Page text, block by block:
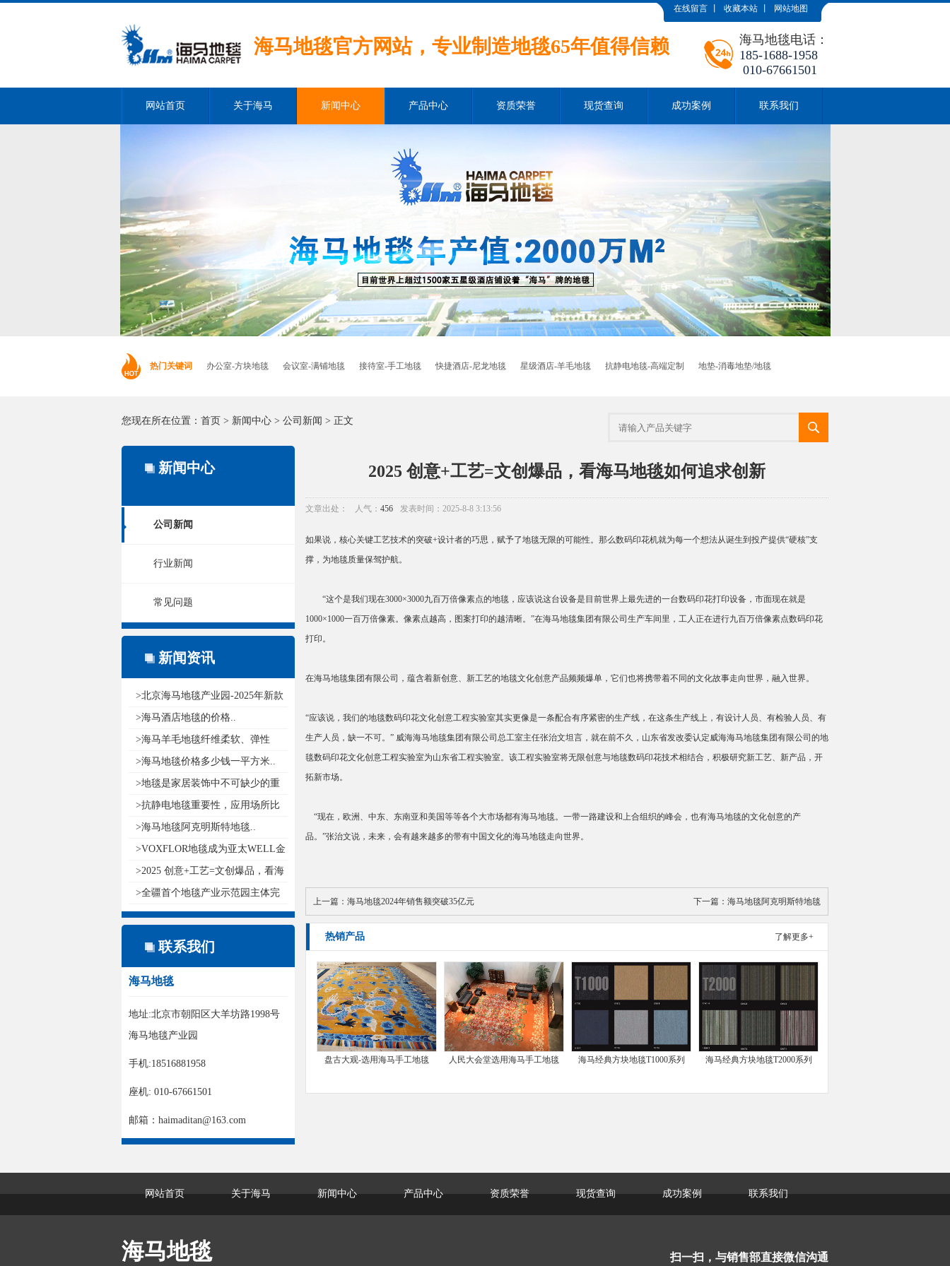
在线留言 收藏本站 网站地图
海马地毯官方网站，专业制造地毯65年值得信赖
海马地毯电话：
185-1688-1958
010-67661501
网站首页 关于海马 新闻中心 产品中心 资质荣誉 现货查询 成功案例 联系我们
热门关键词 办公室-方块地毯 会议室-满铺地毯 接待室-手工地毯 快捷酒店-尼龙地毯 星级酒店-羊毛地毯 抗静电地毯-高端定制 地垫-消毒地垫/地毯
您现在所在位置： 首页 > 新闻中心 > 公司新闻 > 正文
新闻中心
公司新闻
行业新闻
常见问题
新闻资讯
>北京海马地毯产业园-2025年新款
pu..
>海马酒店地毯的价格..
>海马羊毛地毯纤维柔软、弹性
好，具..
>海马地毯价格多少钱一平方米..
>地毯是家居装饰中不可缺少的重
要元..
>抗静电地毯重要性，应用场所比
较广..
>海马地毯阿克明斯特地毯..
>VOXFLOR地毯成为亚太WELL金
级认证..
>2025 创意+工艺=文创爆品，看海
马..
>全疆首个地毯产业示范园主体完
工..
联系我们
海马地毯
地址:北京市朝阳区大羊坊路1998号
海马地毯产业园
手机:18516881958
座机: 010-67661501
邮箱：haimaditan@163.com
2025 创意+工艺=文创爆品，看海马地毯如何追求创新
文章出处： 人气： 456 发表时间：2025-8-8 3:13:56
如果说，核心关键工艺技术的突破+设计者的巧思，赋予了地毯无限的可能性。那么数码印花机就为每一个想法从诞生到投产提供“硬核”支
撑，为地毯质量保驾护航。
“这个是我们现在3000×3000九百万倍像素点的地毯，应该说这台设备是目前世界上最先进的一台数码印花打印设备，市面现在就是
1000×1000一百万倍像素。像素点越高，图案打印的越清晰。”在海马地毯集团有限公司生产车间里，工人正在进行九百万倍像素点数码印花
打印。
在海马地毯集团有限公司，蕴含着新创意、新工艺的地毯文化创意产品频频爆单，它们也将携带着不同的文化故事走向世界，融入世界。
“应该说，我们的地毯数码印花文化创意工程实验室其实更像是一条配合有序紧密的生产线，在这条生产线上，有设计人员、有检验人员、有
生产人员，缺一不可。” 威海海马地毯集团有限公司总工室主任张治文坦言，就在前不久，山东省发改委认定威海海马地毯集团有限公司的地
毯数码印花文化创意工程实验室为山东省工程实验室。该工程实验室将无限创意与地毯数码印花技术相结合，积极研究新工艺、新产品，开
拓新市场。
“现在，欧洲、中东、东南亚和美国等等各个大市场都有海马地毯。一带一路建设和上合组织的峰会，也有海马地毯的文化创意的产
品。”张治文说，未来，会有越来越多的带有中国文化的海马地毯走向世界。
上一篇： 海马地毯2024年销售额突破35亿元 下一篇： 海马地毯阿克明斯特地毯
热销产品 了解更多+
盘古大观-选用海马手工地毯 人民大会堂选用海马手工地毯 海马经典方块地毯T1000系列 海马经典方块地毯T2000系列
网站首页 关于海马 新闻中心 产品中心 资质荣誉 现货查询 成功案例 联系我们
海马地毯 扫一扫，与销售部直接微信沟通